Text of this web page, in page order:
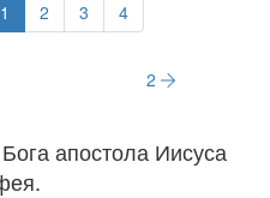
1 2 3 4
2
апостола Иисуса